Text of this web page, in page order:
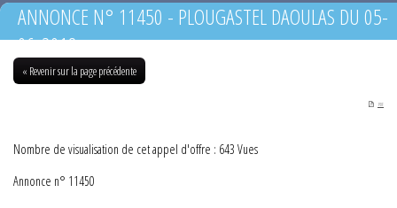
ANNONCE N° 11450 - PLOUGASTEL DAOULAS DU 05-
06-2018
« Revenir sur la page précédente
PDF
Nombre de visualisation de cet appel d'offre : 643 Vues
Annonce n° 11450